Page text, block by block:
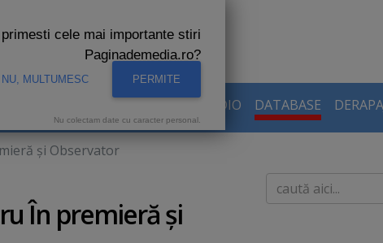
AUDIENTE RADIO DATABASE
şi Observator
În premieră şi
Caută
cele mai importante stiri
Paginademedia.ro?
NU, MULTUMESC PERMITE
Nu colectam date cu caracter personal.